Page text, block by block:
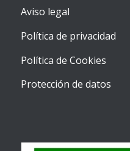
Aviso legal
Política de privacidad
Política de Cookies
Protección de datos